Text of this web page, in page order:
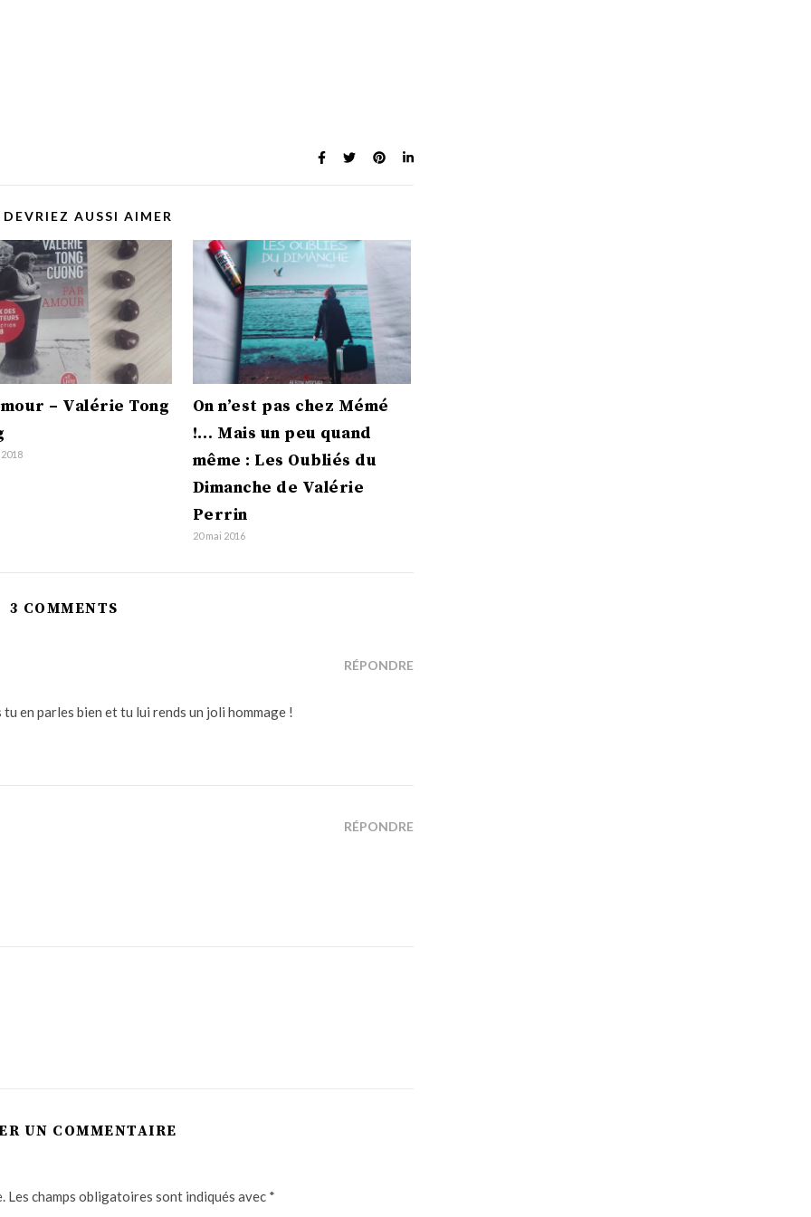
AUSSI AIMER
– Valérie Tong
On n’est pas chez Mémé
!… Mais un peu quand
même : Les Oubliés du
Dimanche de Valérie
Perrin
20 mai 2016
3 COMMENTS
RÉPONDRE
tu en parles bien et tu lui rends un joli hommage !
RÉPONDRE
UN COMMENTAIRE
Les champs obligatoires sont indiqués avec *